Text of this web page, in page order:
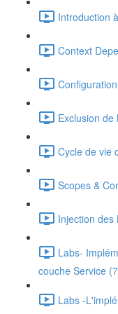
Introduction
Context
Exclusion de
Cycle de vie
Scopes &
Injection des
Labs-
couche Service
Labs -